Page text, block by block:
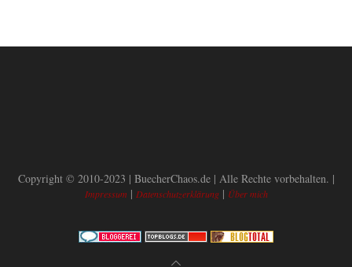
Copyright © 2010-2023 | BuecherChaos.de | Alle Rechte vorbehalten. |
Impressum | Datenschutzerklärung| Über mich